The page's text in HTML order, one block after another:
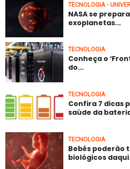
TECNOLOGIA •
NASA se
exoplanetas...
TECNOLOGIA
Conheça o
do...
TECNOLOGIA
Confira 7 dicas
saúde da
TECNOLOGIA
Bebês poderão
biológicos